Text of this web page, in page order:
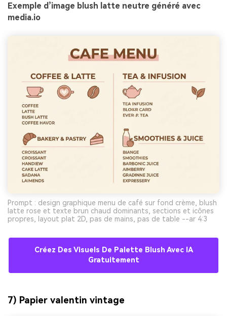
Exemple d’image blush latte neutre généré avec
media.io
Prompt : design graphique menu de café sur fond crème, blush
latte rose et texte brun chaud dominants, sections et icônes
propres, layout plat 2D, pas de mains, pas de table --ar 4:3
Créez Des Visuels De Palette Blush Avec IA
Gratuitement
7) Papier valentin vintage